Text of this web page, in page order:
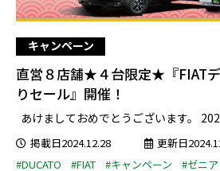
キャンペーン
直営８店舗★４台限定★『FIAT
りセール』開催！
あけましておめでとうございます。
掲載日2024.12.28
更新日
#DUCATO
#FIAT #キャンペーン #ゼニア